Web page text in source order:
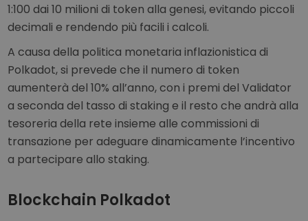
1:100 dai 10 milioni di token alla genesi, evitando piccoli
decimali e rendendo più facili i calcoli.
A causa della politica monetaria inflazionistica di
Polkadot, si prevede che il numero di token
aumenterà del 10% all’anno, con i premi del Validator
a seconda del tasso di staking e il resto che andrà alla
tesoreria della rete insieme alle commissioni di
transazione per adeguare dinamicamente l’incentivo
a partecipare allo staking.
Blockchain Polkadot